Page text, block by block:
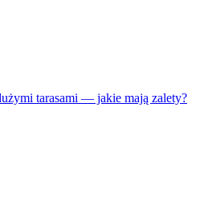
tarasami — jakie mają zalety?